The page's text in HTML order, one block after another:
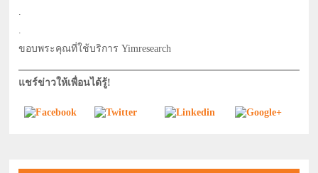
.
.
ขอบพระคุณที่ใช้บริการ Yimresearch
แชร์ข่าวให้เพื่อนได้รู้!